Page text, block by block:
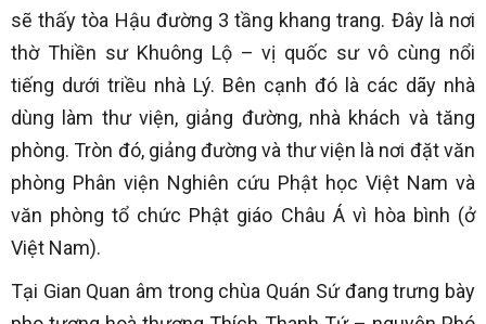
sẽ thấy tòa Hậu đường 3 tầng khang trang. Đây là nơi
thờ Thiền sư Khuông Lộ – vị quốc sư vô cùng nổi
tiếng dưới triều nhà Lý. Bên cạnh đó là các dãy nhà
dùng làm thư viện, giảng đường, nhà khách và tăng
phòng. Tròn đó, giảng đường và thư viện là nơi đặt văn
phòng Phân viện Nghiên cứu Phật học Việt Nam và
văn phòng tổ chức Phật giáo Châu Á vì hòa bình (ở
Việt Nam).
Tại Gian Quan âm trong chùa Quán Sứ đang trưng bày